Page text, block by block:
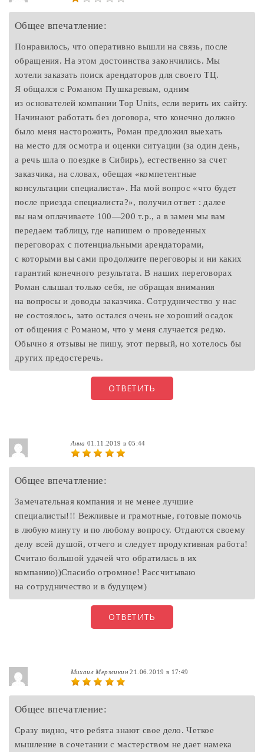
Общее впечатление:
Понравилось, что оперативно вышли на связь, после
обращения. На этом достоинства закончились. Мы
хотели заказать поиск арендаторов для своего ТЦ.
Я общался с Романом Пушкаревым, одним
из основателей компании Top Units, если верить их сайту.
Начинают работать без договора, что конечно должно
было меня насторожить, Роман предложил выехать
на место для осмотра и оценки ситуации (за один день,
а речь шла о поездке в Сибирь), естественно за счет
заказчика, на словах, обещая «компетентные
консультации специалиста». На мой вопрос «что будет
после приезда специалиста?», получил ответ : далее
вы нам оплачиваете 100—200 т.р., а в замен мы вам
передаем таблицу, где напишем о проведенных
переговорах с потенциальными арендаторами,
с которыми вы сами продолжите переговоры и ни каких
гарантий конечного результата. В наших переговорах
Роман слышал только себя, не обращая внимания
на вопросы и доводы заказчика. Сотрудничество у нас
не состоялось, зато остался очень не хороший осадок
от общения с Романом, что у меня случается редко.
Обычно я отзывы не пишу, этот первый, но хотелось бы
других предостеречь.
ОТВЕТИТЬ
Анна 01.11.2019 в 05:44
Общее впечатление:
Замечательная компания и не менее лучшие
специалисты!!! Вежливые и грамотные, готовые помочь
в любую минуту и по любому вопросу. Отдаются своему
делу всей душой, отчего и следует продуктивная работа!
Считаю большой удачей что обратилась в их
компанию))Спасибо огромное! Рассчитываю
на сотрудничество и в будущем)
ОТВЕТИТЬ
Михаил Мерзликин21.06.2019 в 17:49
Общее впечатление:
Сразу видно, что ребята знают свое дело. Четкое
мышление в сочетании с мастерством не дает намека